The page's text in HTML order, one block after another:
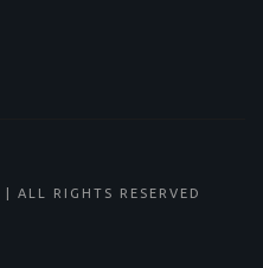
| ALL RIGHTS RESERVED